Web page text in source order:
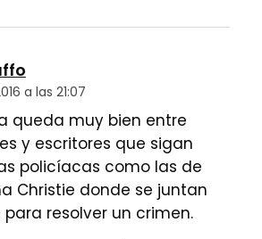
a las 21:07
queda muy bien entre
y escritores que sigan
policíacas como las de
Christie donde se juntan
para resolver un crimen.